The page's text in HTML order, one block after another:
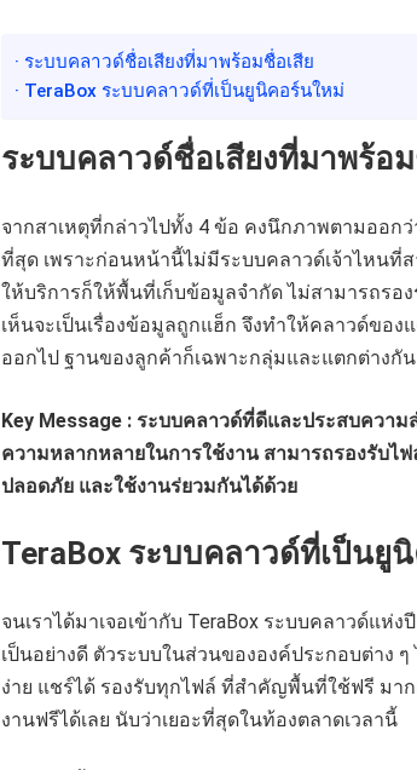
· ระบบคลาวด์ชื่อเสียงที่มาพร้อมชื่อเสีย
· TeraBox ระบบคลาวด์ที่เป็นยูนิคอร์นใหม่
ระบบคลาวด์ชื่อเสียงที่มาพร้อ
จากสาเหตุที่กล่าวไปทั้ง 4 ข้อ คงนึกภาพตามออก
ที่สุด เพราะก่อนหน้านี้ไม่มีระบบคลาวด์เจ้าไหนที่
ให้บริการก็ให้พื้นที่เก็บข้อมูลจำกัด ไม่สามารถรอ
เห็นจะเป็นเรื่องข้อมูลถูกแฮ็ก จึงทำให้คลาวด์ของ
ออกไป ฐานของลูกค้าก็เฉพาะกลุ่มและแตกต่างกั
Key Message : ระบบคลาวด์ที่ดีและประสบควา
ความหลากหลายในการใช้งาน สามารถรองรับไ
ปลอดภัย และใช้งานร่ยวมกันได้ด้วย
TeraBox ระบบคลาวด์ที่เป็นยู
จนเราได้มาเจอเข้ากับ TeraBox ระบบคลาวด์แห่
เป็นอย่างดี ตัวระบบในส่วนขององค์ประกอบต่าง
ง่าย แชร์ได้ รองรับทุกไฟล์ ที่สำคัญพื้นที่ใช้ฟรี มา
งานฟรีได้เลย นับว่าเยอะที่สุดในท้องตลาดเวลานี้